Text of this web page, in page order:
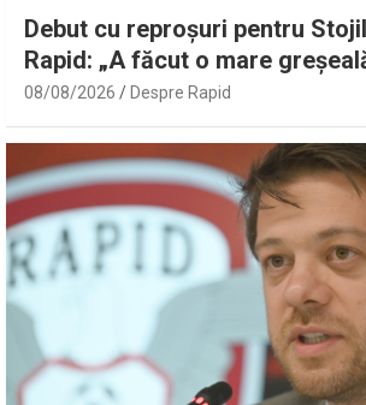
Debut cu reproșuri pentru
Rapid: „A făcut o mare
08/08/2026 Despre Rapid